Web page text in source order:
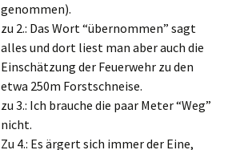
genommen).
zu 2.: Das Wort “übernommen” sagt
alles und dort liest man aber auch die
Einschätzung der Feuerwehr zu den
etwa 250m Forstschneise.
zu 3.: Ich brauche die paar Meter “Weg”
nicht.
Zu 4.: Es ärgert sich immer der Eine,